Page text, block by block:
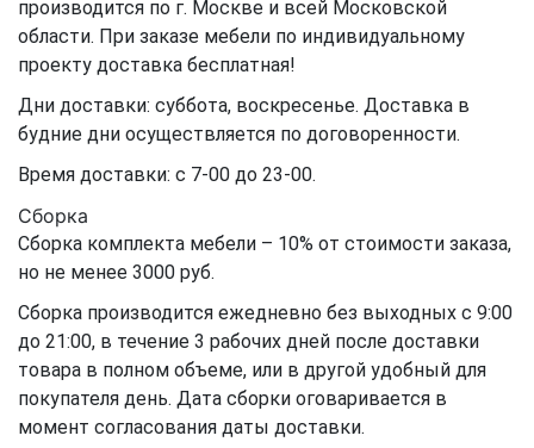
производится по г. Москве и всей Московской
области. При заказе мебели по индивидуальному
проекту доставка бесплатная!
Дни доставки: суббота, воскресенье. Доставка в
будние дни осуществляется по договоренности.
Время доставки: с 7-00 до 23-00.
Сборка
Сборка комплекта мебели – 10% от стоимости заказа,
но не менее 3000 руб.
Сборка производится ежедневно без выходных с 9:00
до 21:00, в течение 3 рабочих дней после доставки
товара в полном объеме, или в другой удобный для
покупателя день. Дата сборки оговаривается в
момент согласования даты доставки.